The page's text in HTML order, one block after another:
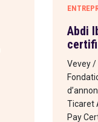
Abdi
Vevey /
Ticaret
Pay